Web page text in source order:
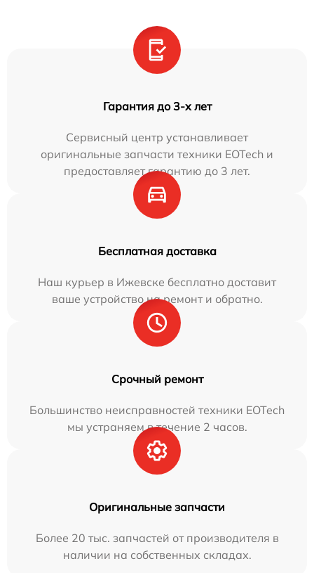
Гарантия до 3-х лет
Сервисный центр устанавливает
оригинальные запчасти техники EOTech и
предоставляет гарантию до 3 лет.
Бесплатная доставка
Наш курьер в Ижевске бесплатно доставит
ваше устройство на ремонт и обратно.
Срочный ремонт
Большинство неисправностей техники EOTech
мы устраняем в течение 2 часов.
Оригинальные запчасти
Более 20 тыс. запчастей от производителя в
наличии на собственных складах.